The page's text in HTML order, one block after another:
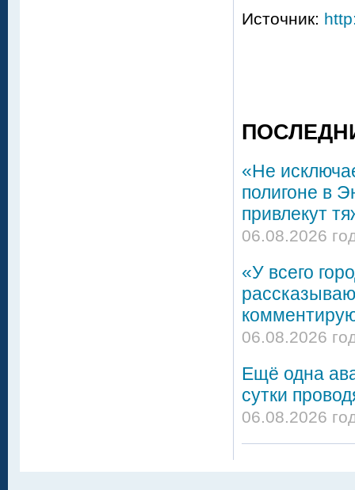
Источник:
«Не
полигоне в
привлекут
06.08.2026
«У всего
06.08.2026
Ещё одна
сутки
06.08.2026